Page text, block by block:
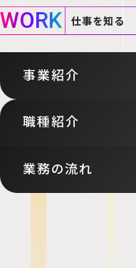
WORK 仕事を知る
事業紹介
職種紹介
業務の流れ